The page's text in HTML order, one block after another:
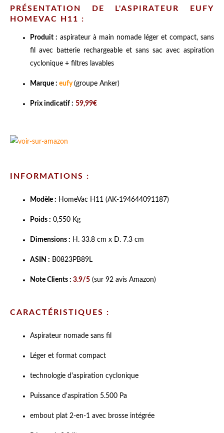
PRÉSENTATION DE L'ASPIRATEUR EUFY
HOMEVAC H11 :
Produit : aspirateur à main nomade léger et compact, sans
fil avec batterie rechargeable et sans sac avec aspiration
cyclonique + filtres lavables
Marque : eufy (groupe Anker)
Prix indicatif : 59,99€
INFORMATIONS :
Modèle : HomeVac H11 (AK-194644091187)
Poids : 0,550 Kg
Dimensions : H. 33.8 cm x D. 7.3 cm
ASIN : B0823PB89L
Note Clients : 3.9/5 (sur 92 avis Amazon)
CARACTÉRISTIQUES :
Aspirateur nomade sans fil
Léger et format compact
technologie d'aspiration cyclonique
Puissance d'aspiration 5.500 Pa
embout plat 2-en-1 avec brosse intégrée